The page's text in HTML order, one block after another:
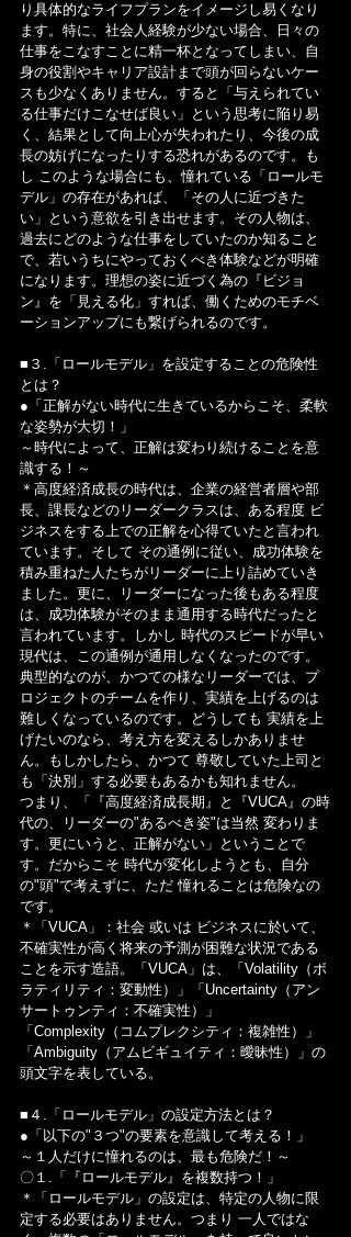
り具体的なライフプランをイメージし易くなり
ます。特に、社会人経験が少ない場合、日々の
仕事をこなすことに精一杯となってしまい、自
身の役割やキャリア設計まで頭が回らないケー
スも少なくありません。すると「与えられてい
る仕事だけこなせば良い」という思考に陥り易
く、結果として向上心が失われたり、今後の成
長の妨げになったりする恐れがあるのです。も
し このような場合にも、憧れている「ロールモ
デル」の存在があれば、「その人に近づきた
い」という意欲を引き出せます。その人物は、
過去にどのような仕事をしていたのか知ること
で、若いうちにやっておくべき体験などが明確
になります。理想の姿に近づく為の『ビジョ
ン』を「見える化」すれば、働くためのモチベ
ーションアップにも繋げられるのです。
■３.「ロールモデル」を設定することの危険性
とは？
●「正解がない時代に生きているからこそ、柔軟
な姿勢が大切！」
～時代によって、正解は変わり続けることを意
識する！～
＊高度経済成長の時代は、企業の経営者層や部
長、課長などのリーダークラスは、ある程度 ビ
ジネスをする上での正解を心得ていたと言われ
ています。そして その通例に従い、成功体験を
積み重ねた人たちがリーダーに上り詰めていき
ました。更に、リーダーになった後もある程度
は、成功体験がそのまま通用する時代だったと
言われています。しかし 時代のスピードが早い
現代は、この通例が通用しなくなったのです。
典型的なのが、かつての様なリーダーでは、プ
ロジェクトのチームを作り、実績を上げるのは
難しくなっているのです。どうしても 実績を上
げたいのなら、考え方を変えるしかありませ
ん。もしかしたら、かつて 尊敬していた上司と
も「決別」する必要もあるかも知れません。
つまり、「『高度経済成長期』と『VUCA』の時
代の、リーダーの"あるべき姿"は当然 変わりま
す。更にいうと、正解がない」ということで
す。だからこそ 時代が変化しようとも、自分
の"頭"で考えずに、ただ 憧れることは危険なの
です。
＊「VUCA」：社会 或いは ビジネスに於いて、
不確実性が高く将来の予測が困難な状況である
ことを示す造語。「VUCA」は、「Volatility（ボ
ラティリティ：変動性）」「Uncertainty（アン
サートゥンティ：不確実性）」
「Complexity（コムプレクシティ：複雑性）」
「Ambiguity（アムビギュイティ：曖昧性）」の
頭文字を表している。
■４.「ロールモデル」の設定方法とは？
●「以下の"３つ"の要素を意識して考える！」
～１人だけに憧れるのは、最も危険だ！～
〇１.「『ロールモデル』を複数持つ！」
＊「ロールモデル」の設定は、特定の人物に限
定する必要はありません。つまり 一人ではな